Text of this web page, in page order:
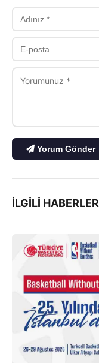
Yorum Gönder
İLGILI HABERLER